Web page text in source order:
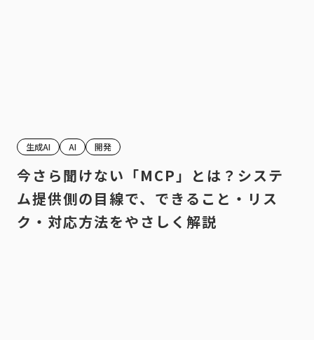
生成AI AI 開発
今さら聞けない「MCP」とは？システ
ム提供側の目線で、できること・リス
ク・対応方法をやさしく解説